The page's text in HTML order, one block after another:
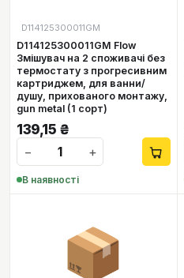
D114125300011GM
D114125300011GM Flow
Змішувач на 2 споживачі без
термостату з прогресивним
картриджем, для ванни/
душу, прихованого монтажу,
gun metal (1 сорт)
139,15 ₴
−
+
В наявності
📦